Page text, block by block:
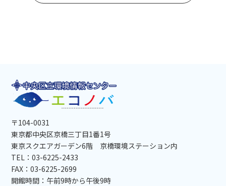
〒104-0031
東京都中央区京橋三丁目1番1号
東京スクエアガーデン6階 京橋環境ステーション内
TEL：03-6225-2433
FAX：03-6225-2699
開館時間：午前9時から午後9時